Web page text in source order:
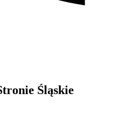
Śląskie